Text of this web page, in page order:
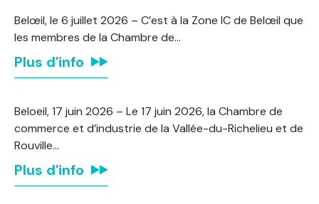
Belœil, le 6 juillet 2026 – C’est à la Zone IC de Belœil que
les membres de la Chambre de…
Plus d'info
Beloeil, 17 juin 2026 – Le 17 juin 2026, la Chambre de
commerce et d’industrie de la Vallée-du-Richelieu et de
Rouville…
Plus d'info